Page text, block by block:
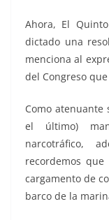
Ahora, El
dictado una
menciona al
del Congreso
Como
el último)
narcotráfico,
recordemos
cargamento de
barco de la